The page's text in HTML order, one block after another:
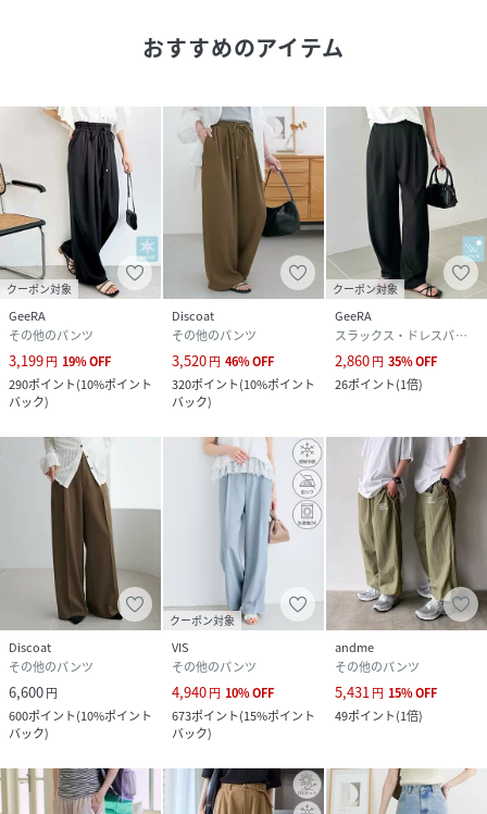
透け感：アイボリーのみややあり
生地の厚さ：やや薄い
＊＊＊＊＊＊＊＊＊＊＊＊＊＊＊＊＊＊＊＊＊＊＊
●STAFF着用コメント
149cmスタッフ(PSサイズ着用)：腰回りにギャザーが入って
いることで、きれいな落ち感が出るのですっきりとした印象
になります。
ウエスト部分は紐で調節が効くのも嬉しいポイント！
159cmスタッフ(Mサイズ着用)：ストンと落ちる生地感がス
タイル良く見せてくれて、生地感はサラッとしているので秋
口まで着れますよ◎
167cmスタッフ(Lサイズ着用)：骨ストでお尻と太ももが大
きいのですが、ゆるっとしたサイズ感なのでお尻や太ももを
上手くカモフラージュしてくれてトップスも選ばずに着こな
せました。
【PSサイズ】
150cm以下の低身長の方におすすめサイズ。
【PMサイズ】
股下のみSサイズと同等。それ以外はMサイズと同等のサイ
ズ。
【TMサイズ】
ウエスト・もも周りの太さはMサイズと同等。
の方におすすめのサイズ。
おすすめのアイテム
クーポン対象
GeeRA
その他のパンツ
3,199円 19%OFF
290ポイント(10%ポイント
バック)
Discoat
その他のパンツ
3,520円 46%OFF
320ポイント(10%ポイント
バック)
クーポン対象
GeeRA
スラックス・ドレスパンツ
2,860円 35%OFF
26ポイント(1倍)
Discoat
その他のパンツ
6,600円
600ポイント(10%ポイント
バック)
クーポン対象
VIS
その他のパンツ
4,940円 10%OFF
673ポイント(15%ポイント
バック)
andme
その他のパンツ
5,431円 15%OFF
49ポイント(1倍)